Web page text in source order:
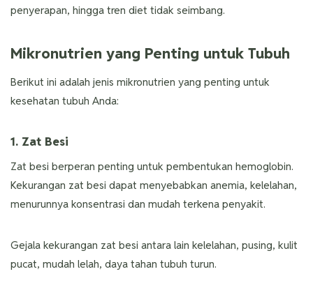
penyerapan, hingga tren diet tidak seimbang.
Mikronutrien yang Penting untuk Tubuh
Berikut ini adalah jenis mikronutrien yang penting untuk
kesehatan tubuh Anda:
1. Zat Besi
Zat besi berperan penting untuk pembentukan hemoglobin.
Kekurangan zat besi dapat menyebabkan anemia, kelelahan,
menurunnya konsentrasi dan mudah terkena penyakit.
Gejala kekurangan zat besi antara lain kelelahan, pusing, kulit
pucat, mudah lelah, daya tahan tubuh turun.